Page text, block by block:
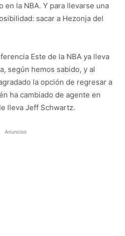
en la NBA. Y para llevarse una
sacar a Hezonja del
Este de la NBA ya lleva
según hemos sabido, y al
la opción de regresar a
ha cambiado de agente en
lleva Jeff Schwartz.
Anuncios